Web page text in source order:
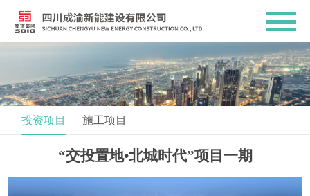
投资项目 施工项目
“交投置地•北城时代”项目一期